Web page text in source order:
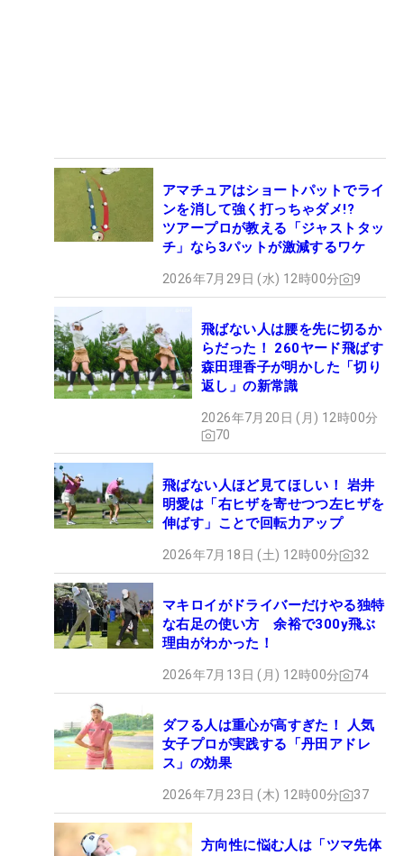
アマチュアはショートパットでライ
ンを消して強く打っちゃダメ!?
ツアープロが教える「ジャストタッ
チ」なら3パットが激減するワケ
2026年7月29日 (水) 12時00分 9
飛ばない人は腰を先に切るか
らだった！ 260ヤード飛ばす
森田理香子が明かした「切り
返し」の新常識
2026年7月20日 (月) 12時00分
70
飛ばない人ほど見てほしい！ 岩井
明愛は「右ヒザを寄せつつ左ヒザを
伸ばす」ことで回転力アップ
2026年7月18日 (土) 12時00分 32
マキロイがドライバーだけやる独特
な右足の使い方 余裕で300y飛ぶ
理由がわかった！
2026年7月13日 (月) 12時00分 74
ダフる人は重心が高すぎた！ 人気
女子プロが実践する「丹田アドレ
ス」の効果
2026年7月23日 (木) 12時00分 37
方向性に悩む人は「ツマ先体